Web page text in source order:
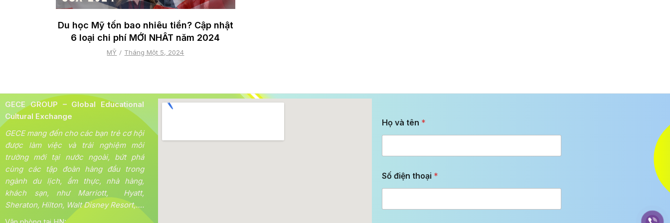
Du học Mỹ tốn bao nhiêu tiền? Cập nhật
6 loại chi phí MỚI NHÂT năm 2024
MỸ Tháng Một 5, 2024
GECE GROUP – Global Educational
Cultural Exchange
GECE mang đến cho các bạn trẻ cơ hội
được làm việc và trải nghiệm môi
trường mới tại nước ngoài, bứt phá
cùng các tập đoàn hàng đầu trong
ngành du lịch, ẩm thực, nhà hàng,
khách sạn, như Marriott, Hyatt,
Sheraton, Hilton, Walt Disney Resort,….
Họ và tên *
Số điện thoại *